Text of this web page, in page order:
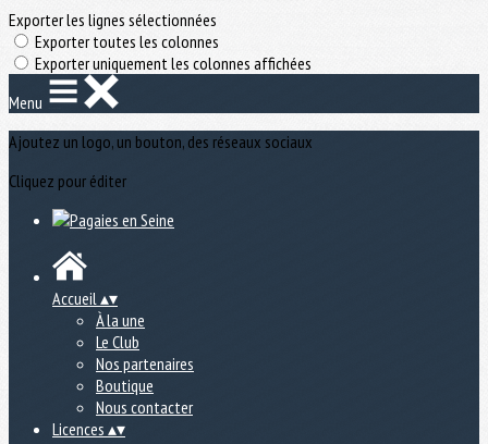
Exporter les lignes sélectionnées
Exporter toutes les colonnes
Exporter uniquement les colonnes affichées
Menu
Ajoutez un logo, un bouton, des réseaux sociaux
Cliquez pour éditer
Accueil▴▾
À la une
Le Club
Nos partenaires
Boutique
Nous contacter
Licences ▴▾